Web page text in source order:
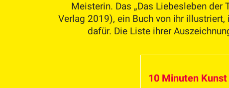
Meisterin. Das „Das Liebesleben der
Verlag 2019), ein Buch von ihr
dafür. Die Liste ihrer
10 Minuten